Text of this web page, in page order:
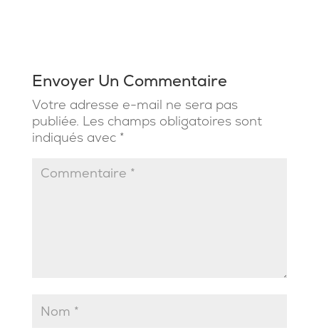
Envoyer Un Commentaire
Votre adresse e-mail ne sera pas
publiée. Les champs obligatoires sont
indiqués avec *